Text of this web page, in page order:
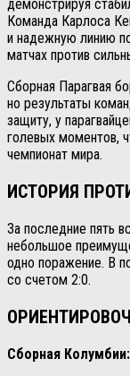
демонстрируя
Команда Карлоса
и надежную линию
матчах против
Сборная Парагвая
но результаты
защиту, у
голевых моментов,
чемпионат мира.
ИСТОРИЯ
За последние пять
небольшое
одно поражение. В
со счетом 2:0.
Сборная Колумбии: